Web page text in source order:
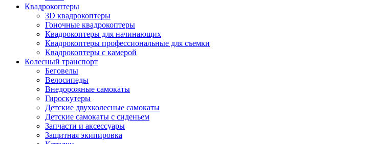
Квадрокоптеры
3D квадрокоптеры
Гоночные квадрокоптеры
Квадрокоптеры для начинающих
Квадрокоптеры профессиональные для съемки
Квадрокоптеры с камерой
Колесный транспорт
Беговелы
Велосипеды
Внедорожные самокаты
Гироскутеры
Детские двухколесные самокаты
Детские самокаты с сиденьем
Запчасти и аксессуары
Защитная экипировка